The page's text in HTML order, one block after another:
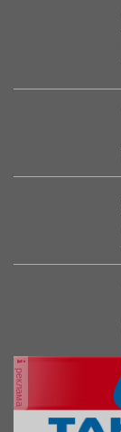
реклама